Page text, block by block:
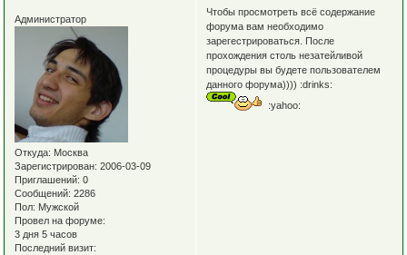
Администратор
Откуда: Москва
Зарегистрирован: 2006-03-09
Приглашений: 0
Сообщений: 2286
Пол: Мужской
Провел на форуме:
3 дня 5 часов
Последний визит:
Чтобы просмотреть всё содержание
форума вам необходимо
зарегестрироваться. После
прохождения столь незатейливой
процедуры вы будете пользователем
данного форума)))) :drinks:
:yahoo: